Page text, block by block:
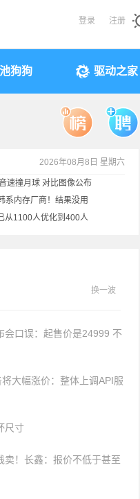
登录 注册
狗狗 驱动之家
2026年08月8日 星期六
速撞月球 对比图像公布
系内存厂商！结果没用
从1100人优化到400人
换一波
会口误：起售价是24999 不
大幅涨价：整体上调API服
尺寸
卖！长鑫：报价不低于甚至